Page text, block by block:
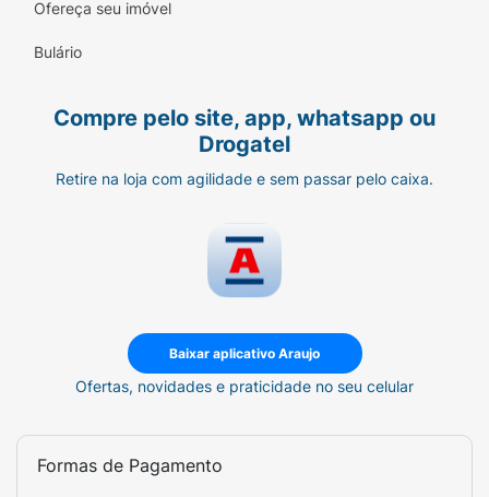
Ofereça seu imóvel
Bulário
Compre pelo site, app, whatsapp ou
Drogatel
Retire na loja com agilidade e sem passar pelo caixa.
Baixar aplicativo Araujo
Ofertas, novidades e praticidade no seu celular
Formas de Pagamento